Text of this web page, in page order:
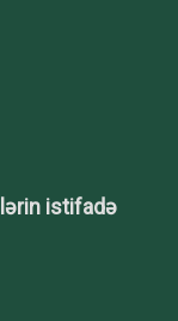
istifadə